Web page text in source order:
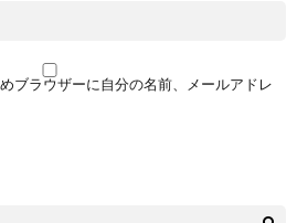
ブラウザーに自分の名前、メールアドレ